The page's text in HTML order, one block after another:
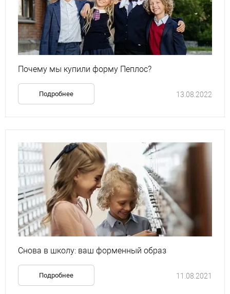
Почему мы купили форму Пеплос?
13.08.2022
Подробнее
Снова в школу: ваш форменный образ
11.08.2021
Подробнее